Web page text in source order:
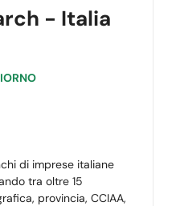
- Italia
di imprese italiane
tra oltre 15
provincia, CCIAA,